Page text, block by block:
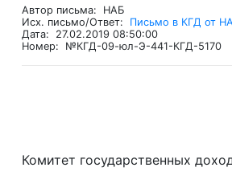
Автор письма: НАБ
Исх. письмо/Ответ: Письмо в КГД от
Дата: 27.02.2019 08:50:00
Номер: №КГД-09-юл-Э-441-КГД-5170
Комитет государственных